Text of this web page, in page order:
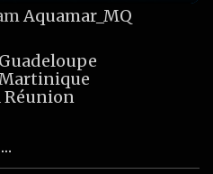
Aquamar_MQ
Réunion